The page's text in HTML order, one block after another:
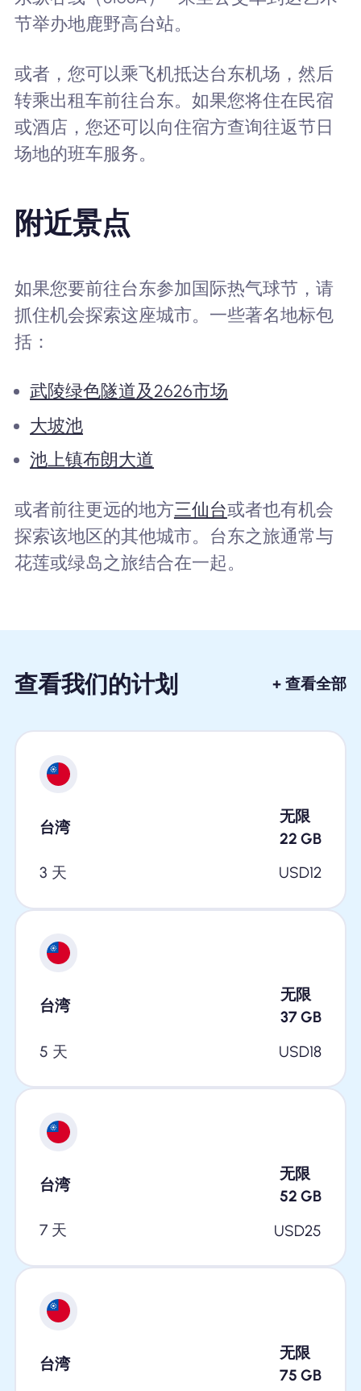
节举办地鹿野高台站。
或者，您可以乘飞机抵达台东机场，然后
转乘出租车前往台东。如果您将住在民宿
或酒店，您还可以向住宿方查询往返节日
场地的班车服务。
附近景点
如果您要前往台东参加国际热气球节，请
抓住机会探索这座城市。一些著名地标包
括：
武陵绿色隧道及2626市场
大坡池
池上镇布朗大道
或者前往更远的地方三仙台或者也有机会
探索该地区的其他城市。台东之旅通常与
花莲或绿岛之旅结合在一起。
查看我们的计划 + 查看全部
台湾
无限
22 GB
3 天
USD12
台湾
无限
37 GB
5 天
USD18
台湾
无限
52 GB
7 天
USD25
台湾
无限
75 GB